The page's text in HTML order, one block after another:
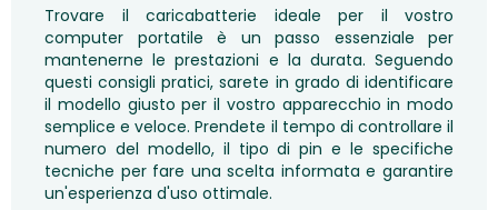
Trovare il caricabatterie ideale per il vostro
computer portatile è un passo essenziale per
mantenerne le prestazioni e la durata. Seguendo
questi consigli pratici, sarete in grado di identificare
il modello giusto per il vostro apparecchio in modo
semplice e veloce. Prendete il tempo di controllare il
numero del modello, il tipo di pin e le specifiche
tecniche per fare una scelta informata e garantire
un'esperienza d'uso ottimale.